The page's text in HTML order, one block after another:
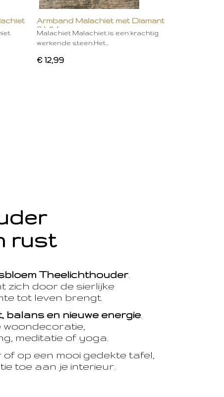
Armband Malachiet met Diamant
8 MM
Malachiet Malachiet is een krachtig
werkende steen.Het…
€ 12,99
rust
Theelichthouder.
zich door de sierlijke
tot leven brengt.
balans en nieuwe energie.
meditatie of yoga.
op een mooi gedekte tafel,
toe aan je interieur.